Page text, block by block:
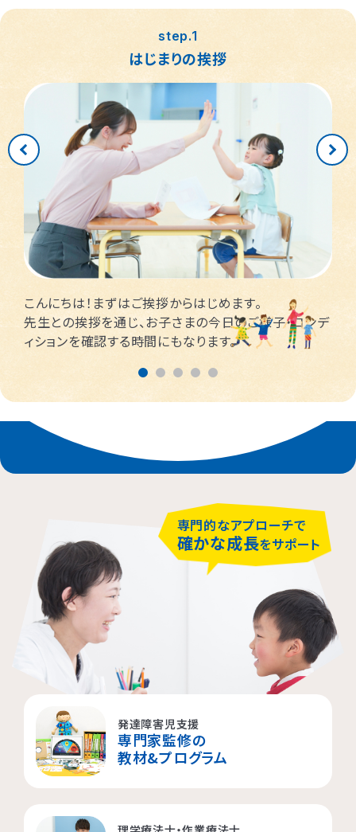
step.1
はじまりの挨拶
こんにちは！まずはご挨拶からはじめます。
先生との挨拶を通じ、お子さまの今日のご様子・コンデ
ィションを確認する時間にもなります。
専門的なアプローチで
確かな成長をサポート
発達障害児支援
専門家監修の
教材&プログラム
川口市
さいたま市見沼区
さいたま市緑区
三郷市
新座市
戸田市
さいたま市南区
富士見市
所沢市
松戸市
八千代市
流山市
千葉市中央区
世田谷区
新宿区
日野市
目黒区
江戸川区
北区
千代田区
八王子市
杉並区
横浜市戸塚区
相模原市中央区
川崎市中原区
厚木市
茅ケ崎市
藤沢市
横浜市鶴見区
相模原市緑区
川崎市多摩区
横浜市緑区
横浜市都筑区
名古屋市千種区
名古屋市緑区
名古屋市瑞穂区
名古屋市中村区
堺市北区
高槻市
摂津市
大阪市平野区
堺市西区
大阪市此花区
堺市堺区
大阪市東淀川区
大阪市都島区
神戸市長田区
姫路市
神戸市中央区
仙台市青葉区
児童発達支援
LITALICOジュニア 仙台五橋教室
広島市南区
児童発達支援
LITALICOジュニア 広島皆実教室
福岡市早良区
福岡市西区
福岡市東区
春日市
太宰府市
福岡市中央区